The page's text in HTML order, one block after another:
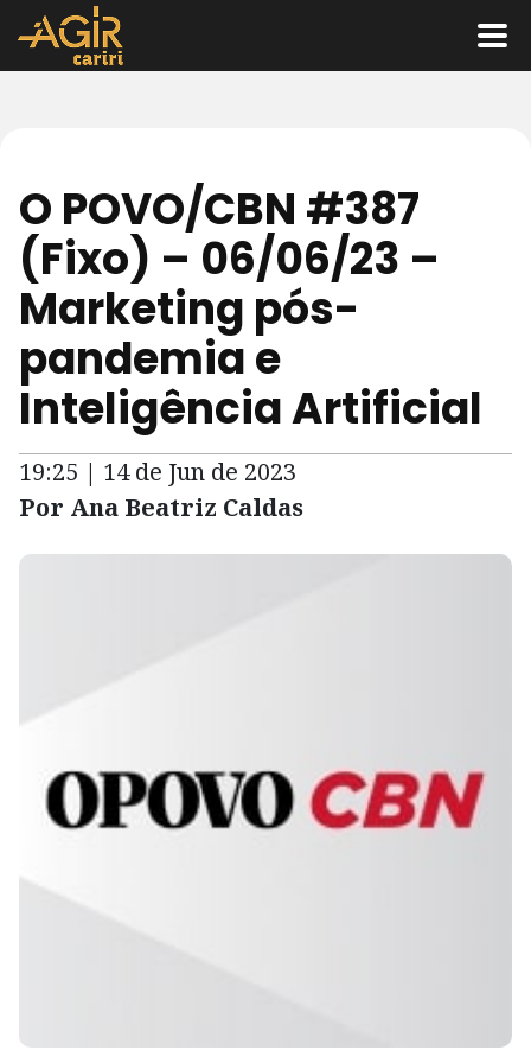
O POVO/CBN #387
(Fixo) – 06/06/23 –
Marketing pós-
pandemia e
Inteligência Artificial
19:25 | 14 de Jun de 2023
Por Ana Beatriz Caldas